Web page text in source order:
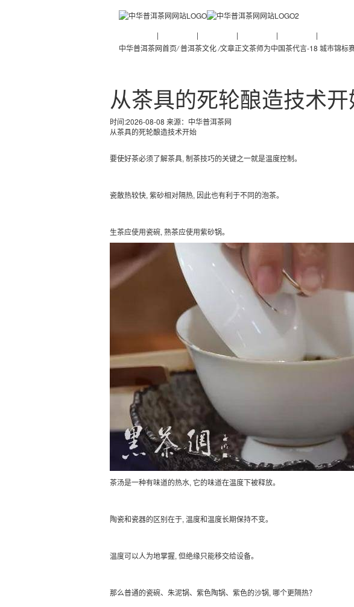
| | | | |
中华普洱茶网首页/普洱茶文化/文章正文茶师为中国茶代言-18 城市锦标
从茶具的死轮酿造技术
时间:2026-08-08 来源： 中华普洱茶网
从茶具的死轮酿造技术开始
要使好茶必须了解茶具, 制茶技巧的关键之一就是温度控制。
瓷散热较快, 紫砂相对隔热, 因此也有利于不同的泡茶。
生茶应使用瓷碗, 熟茶应使用紫砂锅。
茶汤是一种有味道的热水, 它的味道在温度下被释放。
陶瓷和瓷器的区别在于, 温度和温度长期保持不变。
温度可以人为地掌握, 但绝缘只能移交给设备。
那么普通的瓷碗、朱泥锅、紫色陶锅、紫色的沙锅, 哪个更隔热？